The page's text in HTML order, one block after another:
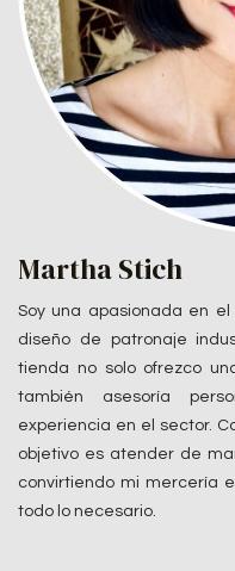
Martha Stich
Soy una apasionada en
diseño de patronaje
tienda no solo ofrezco
también asesoría
experiencia en el sector.
objetivo es atender de
convirtiendo mi mercería
todo lo necesario.